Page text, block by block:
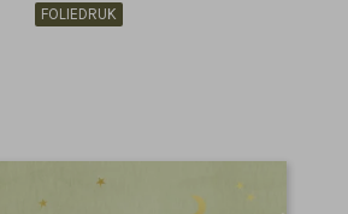
FOLIEDRUK